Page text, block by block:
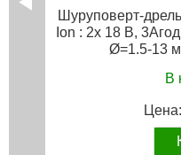
Шуруповерт-
Ion : 2x 18 В,
Ø=1.5-13
В
Цена: